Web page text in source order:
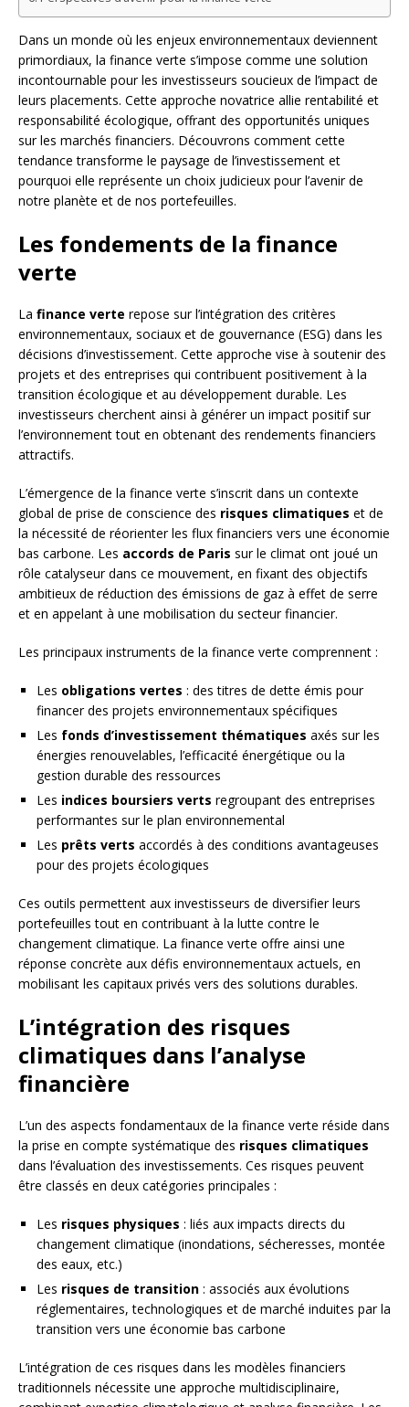
Dans un monde où les enjeux environnementaux deviennent
primordiaux, la finance verte s’impose comme une solution
incontournable pour les investisseurs soucieux de l’impact de
leurs placements. Cette approche novatrice allie rentabilité et
responsabilité écologique, offrant des opportunités uniques
sur les marchés financiers. Découvrons comment cette
tendance transforme le paysage de l’investissement et
pourquoi elle représente un choix judicieux pour l’avenir de
notre planète et de nos portefeuilles.
Les fondements de la finance
verte
La finance verte repose sur l’intégration des critères
environnementaux, sociaux et de gouvernance (ESG) dans les
décisions d’investissement. Cette approche vise à soutenir des
projets et des entreprises qui contribuent positivement à la
transition écologique et au développement durable. Les
investisseurs cherchent ainsi à générer un impact positif sur
l’environnement tout en obtenant des rendements financiers
attractifs.
L’émergence de la finance verte s’inscrit dans un contexte
global de prise de conscience des risques climatiques et de
la nécessité de réorienter les flux financiers vers une économie
bas carbone. Les accords de Paris sur le climat ont joué un
rôle catalyseur dans ce mouvement, en fixant des objectifs
ambitieux de réduction des émissions de gaz à effet de serre
et en appelant à une mobilisation du secteur financier.
Les principaux instruments de la finance verte comprennent :
Les obligations vertes : des titres de dette émis pour
financer des projets environnementaux spécifiques
Les fonds d’investissement thématiques axés sur les
énergies renouvelables, l’efficacité énergétique ou la
gestion durable des ressources
Les indices boursiers verts regroupant des entreprises
performantes sur le plan environnemental
Les prêts verts accordés à des conditions avantageuses
pour des projets écologiques
Ces outils permettent aux investisseurs de diversifier leurs
portefeuilles tout en contribuant à la lutte contre le
changement climatique. La finance verte offre ainsi une
réponse concrète aux défis environnementaux actuels, en
mobilisant les capitaux privés vers des solutions durables.
L’intégration des risques
climatiques dans l’analyse
financière
L’un des aspects fondamentaux de la finance verte réside dans
la prise en compte systématique des risques climatiques
dans l’évaluation des investissements. Ces risques peuvent
être classés en deux catégories principales :
Les risques physiques : liés aux impacts directs du
changement climatique (inondations, sécheresses, montée
des eaux, etc.)
Les risques de transition : associés aux évolutions
réglementaires, technologiques et de marché induites par la
transition vers une économie bas carbone
L’intégration de ces risques dans les modèles financiers
traditionnels nécessite une approche multidisciplinaire,